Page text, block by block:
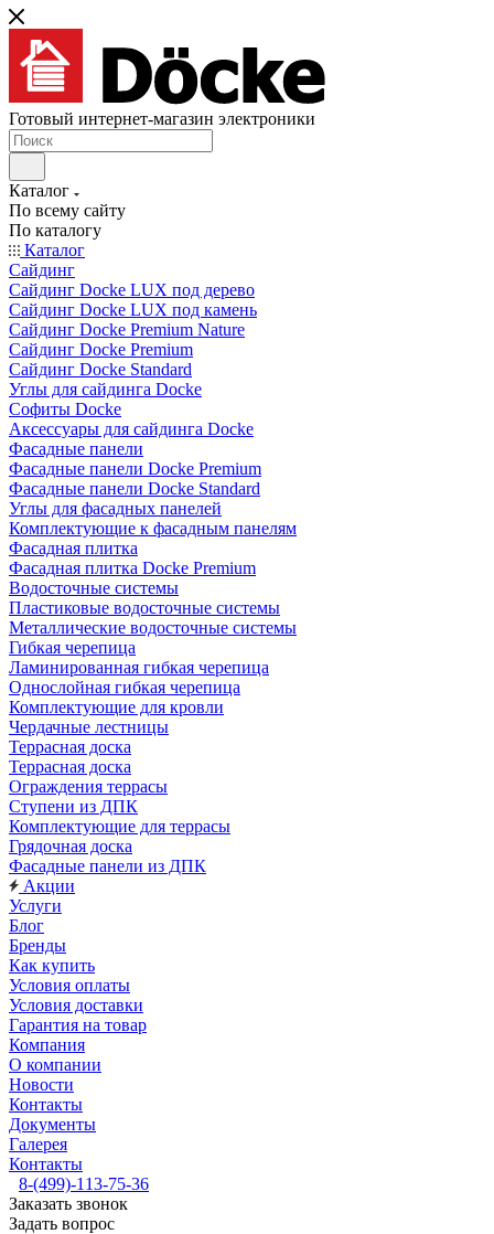
Готовый интернет-магазин электроники
Каталог
По всему сайту
По каталогу
Каталог
Сайдинг
Сайдинг Docke LUX под дерево
Сайдинг Docke LUX под камень
Сайдинг Docke Premium Nature
Сайдинг Docke Premium
Сайдинг Docke Standard
Углы для сайдинга Docke
Софиты Docke
Аксессуары для сайдинга Docke
Фасадные панели
Фасадные панели Docke Premium
Фасадные панели Docke Standard
Углы для фасадных панелей
Комплектующие к фасадным панелям
Фасадная плитка
Фасадная плитка Docke Premium
Водосточные системы
Пластиковые водосточные системы
Металлические водосточные системы
Гибкая черепица
Ламинированная гибкая черепица
Однослойная гибкая черепица
Комплектующие для кровли
Чердачные лестницы
Террасная доска
Террасная доска
Ограждения террасы
Ступени из ДПК
Комплектующие для террасы
Грядочная доска
Фасадные панели из ДПК
Акции
Услуги
Блог
Бренды
Как купить
Условия оплаты
Условия доставки
Гарантия на товар
Компания
О компании
Новости
Контакты
Документы
Галерея
Контакты
8-(499)-113-75-36
Заказать звонок
Задать вопрос